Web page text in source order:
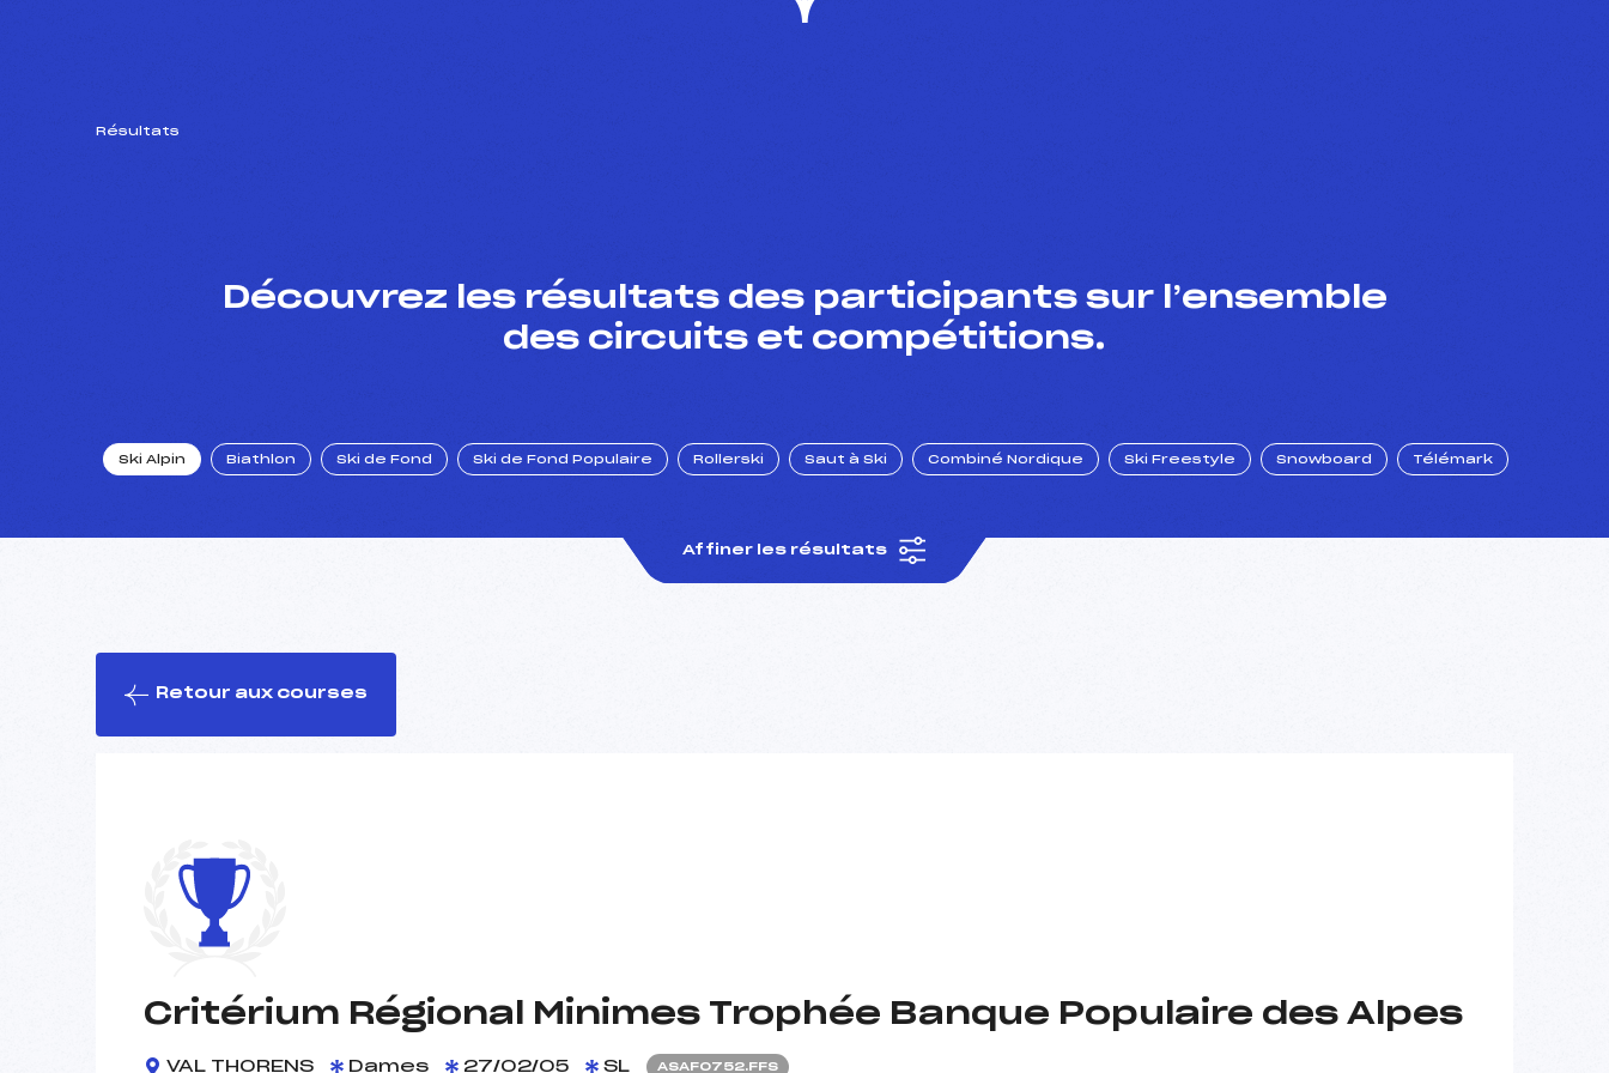
Résultats
Découvrez les résultats des participants sur l’ensemble
des circuits et compétitions.
Ski Alpin Biathlon Ski de Fond Ski de Fond Populaire Rollerski Saut à Ski Combiné Nordique Ski Freestyle Snowboard Télémark
Affiner les résultats
Retour aux courses
Critérium Régional Minimes Trophée Banque Populaire des Alpes
VAL THORENS Dames 27/02/05 SL ASAF0752.FFS